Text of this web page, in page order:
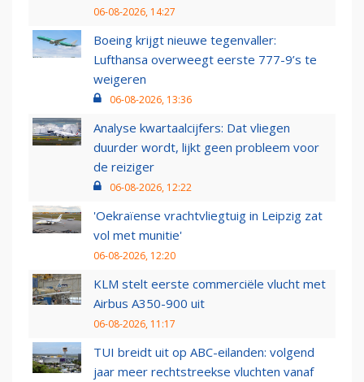
06-08-2026, 14:27
Boeing krijgt nieuwe tegenvaller:
Lufthansa overweegt eerste 777-9’s te
weigeren
06-08-2026, 13:36
Analyse kwartaalcijfers: Dat vliegen
duurder wordt, lijkt geen probleem voor
de reiziger
06-08-2026, 12:22
'Oekraïense vrachtvliegtuig in Leipzig zat
vol met munitie'
06-08-2026, 12:20
KLM stelt eerste commerciële vlucht met
Airbus A350-900 uit
06-08-2026, 11:17
TUI breidt uit op ABC-eilanden: volgend
jaar meer rechtstreekse vluchten vanaf